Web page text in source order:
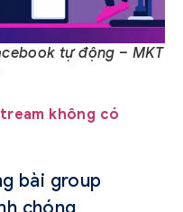
tự động – MKT
không có
bài group